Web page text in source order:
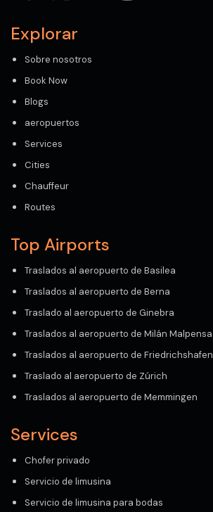
Explorar
Sobre nosotros
Book Now
Blogs
aeropuertos
Services
Cities
Chauffeur
Routes
Top Airports
Traslados al aeropuerto de Basilea
Traslados al aeropuerto de Berna
Traslado al aeropuerto de Ginebra
Traslados al aeropuerto de Milán Malpensa
Traslados al aeropuerto de Friedrichshafen
Traslado al aeropuerto de Zúrich
Traslados al aeropuerto de Memmingen
Services
Chofer privado
Servicio de limusina
Servicio de limusina para bodas